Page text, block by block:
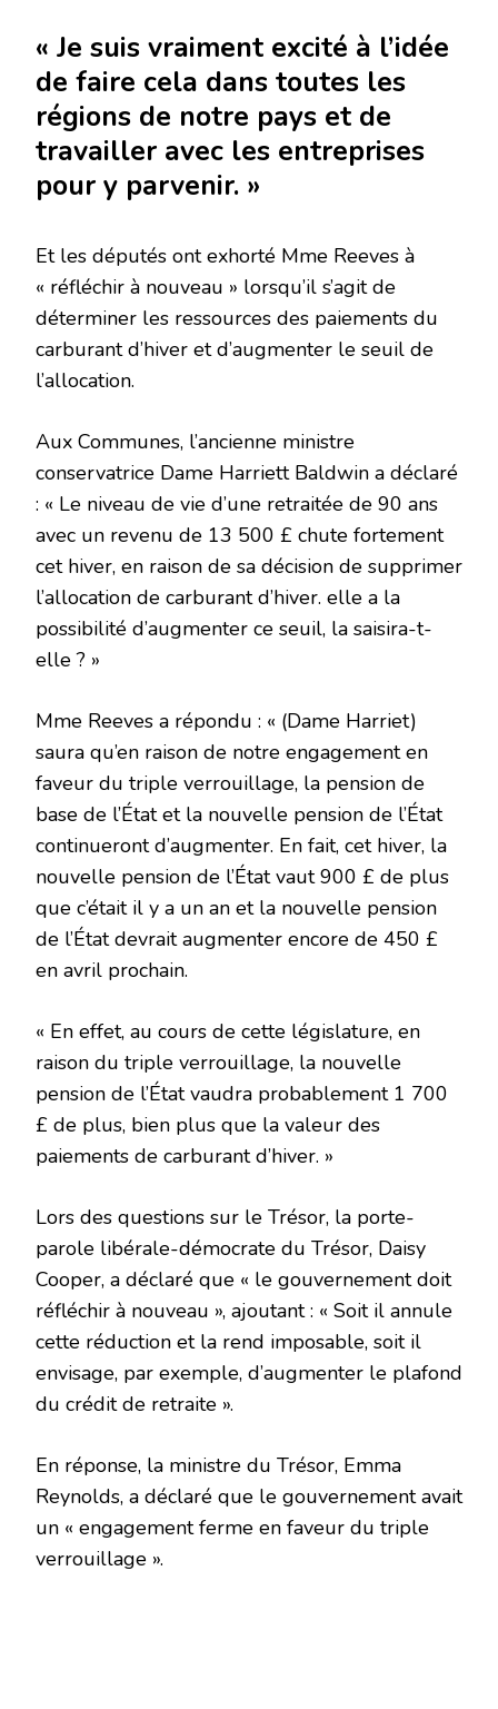
« Je suis vraiment excité à l’idée
de faire cela dans toutes les
régions de notre pays et de
travailler avec les entreprises
pour y parvenir. »
Et les députés ont exhorté Mme Reeves à
« réfléchir à nouveau » lorsqu’il s’agit de
déterminer les ressources des paiements du
carburant d’hiver et d’augmenter le seuil de
l’allocation.
Aux Communes, l’ancienne ministre
conservatrice Dame Harriett Baldwin a déclaré
: « Le niveau de vie d’une retraitée de 90 ans
avec un revenu de 13 500 £ chute fortement
cet hiver, en raison de sa décision de supprimer
l’allocation de carburant d’hiver. elle a la
possibilité d’augmenter ce seuil, la saisira-t-
elle ? »
Mme Reeves a répondu : « (Dame Harriet)
saura qu’en raison de notre engagement en
faveur du triple verrouillage, la pension de
base de l’État et la nouvelle pension de l’État
continueront d’augmenter. En fait, cet hiver, la
nouvelle pension de l’État vaut 900 £ de plus
que c’était il y a un an et la nouvelle pension
de l’État devrait augmenter encore de 450 £
en avril prochain.
« En effet, au cours de cette législature, en
raison du triple verrouillage, la nouvelle
pension de l’État vaudra probablement 1 700
£ de plus, bien plus que la valeur des
paiements de carburant d’hiver. »
Lors des questions sur le Trésor, la porte-
parole libérale-démocrate du Trésor, Daisy
Cooper, a déclaré que « le gouvernement doit
réfléchir à nouveau », ajoutant : « Soit il annule
cette réduction et la rend imposable, soit il
envisage, par exemple, d’augmenter le plafond
du crédit de retraite ».
En réponse, la ministre du Trésor, Emma
Reynolds, a déclaré que le gouvernement avait
un « engagement ferme en faveur du triple
verrouillage ».